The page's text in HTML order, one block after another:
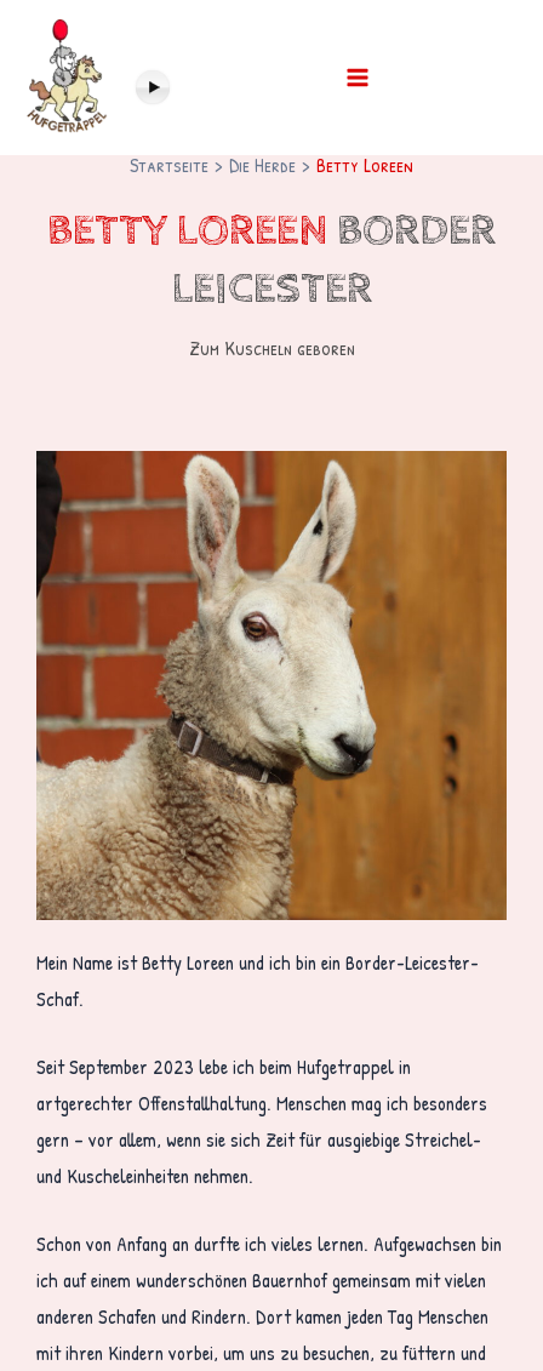
Startseite Die Herde Betty Loreen
BETTY LOREEN BORDER
LEICESTER
Zum Kuscheln geboren
Mein Name ist Betty Loreen und ich bin ein Border-Leicester-
Schaf.
Seit September 2023 lebe ich beim Hufgetrappel in
artgerechter Offenstallhaltung. Menschen mag ich besonders
gern – vor allem, wenn sie sich Zeit für ausgiebige Streichel-
und Kuscheleinheiten nehmen.
Schon von Anfang an durfte ich vieles lernen. Aufgewachsen bin
ich auf einem wunderschönen Bauernhof gemeinsam mit vielen
anderen Schafen und Rindern. Dort kamen jeden Tag Menschen
mit ihren Kindern vorbei, um uns zu besuchen, zu füttern und